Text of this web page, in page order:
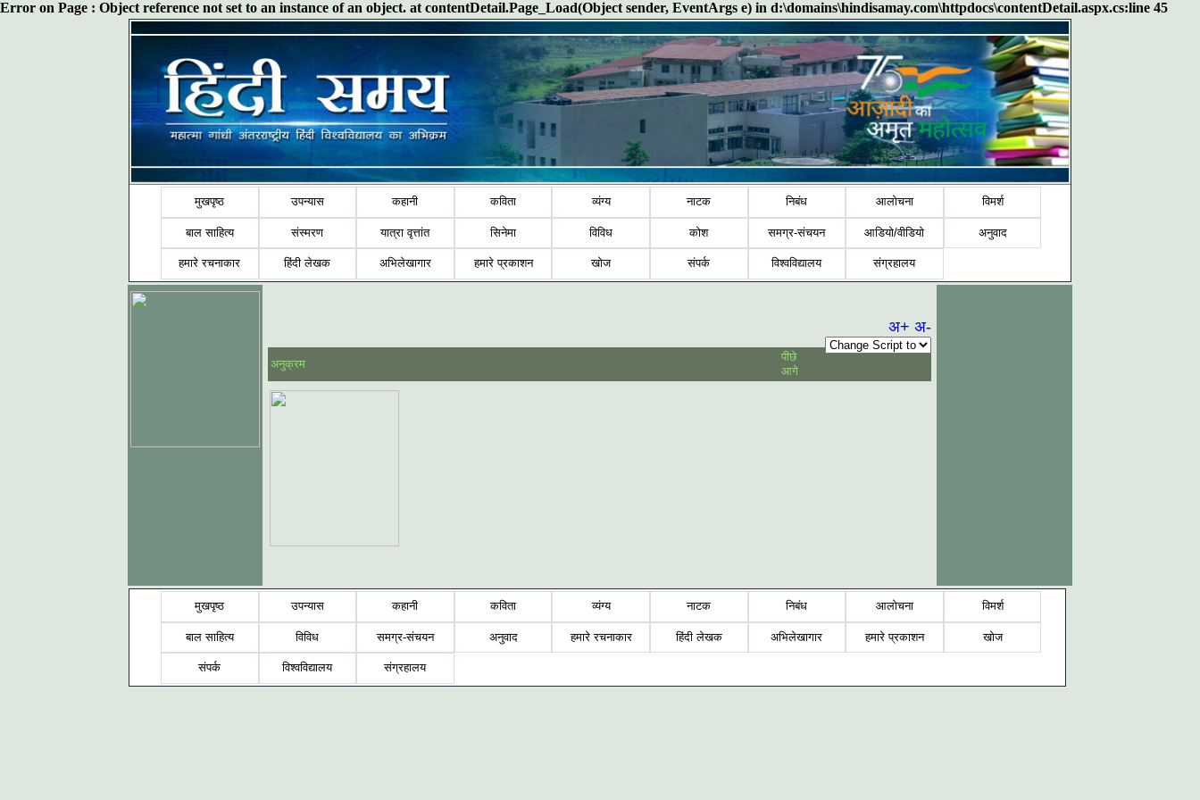
Error on Page : Object reference not set to an instance of an object. at contentDetail.Page_Load(Object sender, EventArgs e) in d:\domains\hindisamay.com\httpdocs\contentDetail.aspx.cs:line 45
मुखपृष्ठ उपन्यास कहानी कविता व्यंग्य नाटक निबंध आलोचना विमर्श
बाल साहित्य संस्मरण यात्रा वृत्तांत सिनेमा विविध कोश समग्र-संचयन आडियो/वीडियो अनुवाद
हमारे रचनाकार हिंदी लेखक अभिलेखागार हमारे प्रकाशन खोज संपर्क विश्वविद्यालय संग्रहालय
अ+ अ-
अनुक्रम
पीछे
आगे
मुखपृष्ठ उपन्यास कहानी कविता व्यंग्य नाटक निबंध आलोचना विमर्श
बाल साहित्य विविध समग्र-संचयन अनुवाद हमारे रचनाकार हिंदी लेखक अभिलेखागार हमारे प्रकाशन खोज
संपर्क विश्वविद्यालय संग्रहालय